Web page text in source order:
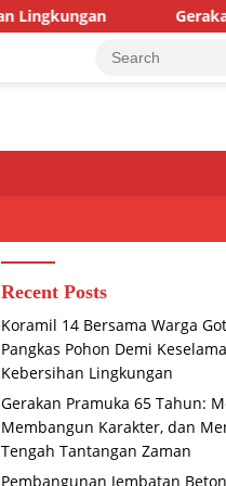
Gerakan Pramuka
Recent Posts
Koramil 14 Bersama Warga
Pangkas Pohon Demi
Kebersihan Lingkungan
Gerakan Pramuka 65 Tahun:
Membangun Karakter, dan
Tengah Tantangan Zaman
Pembangunan Jembatan